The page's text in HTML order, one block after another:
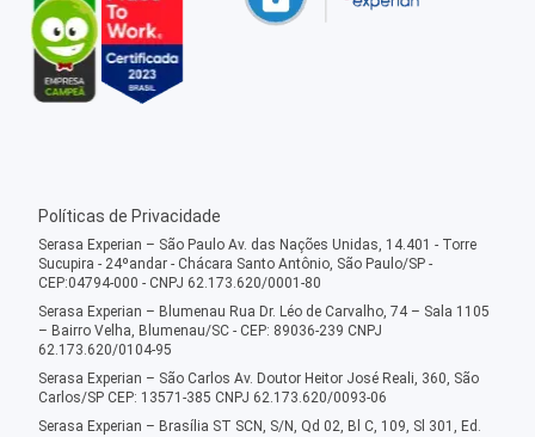
Políticas de Privacidade
Serasa Experian – São Paulo Av. das Nações Unidas, 14.401 - Torre
Sucupira - 24ºandar - Chácara Santo Antônio, São Paulo/SP -
CEP:04794-000 - CNPJ 62.173.620/0001-80
Serasa Experian – Blumenau Rua Dr. Léo de Carvalho, 74 – Sala 1105
– Bairro Velha, Blumenau/SC - CEP: 89036-239 CNPJ
62.173.620/0104-95
Serasa Experian – São Carlos Av. Doutor Heitor José Reali, 360, São
Carlos/SP CEP: 13571-385 CNPJ 62.173.620/0093-06
Serasa Experian – Brasília ST SCN, S/N, Qd 02, Bl C, 109, Sl 301, Ed.